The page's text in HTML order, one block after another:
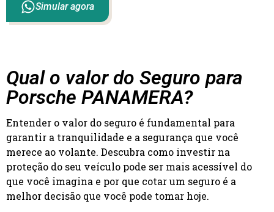
Simular agora
Qual o valor do Seguro para
Porsche PANAMERA?
Entender o valor do seguro é fundamental para
garantir a tranquilidade e a segurança que você
merece ao volante. Descubra como investir na
proteção do seu veículo pode ser mais acessível do
que você imagina e por que cotar um seguro é a
melhor decisão que você pode tomar hoje.